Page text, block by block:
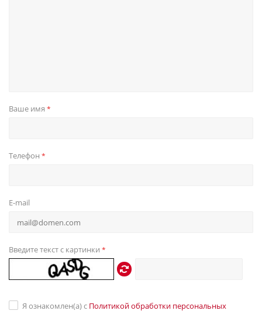
Ваше имя *
Телефон *
E-mail
Введите текст с картинки *
Я ознакомлен(а) с Политикой обработки персональных